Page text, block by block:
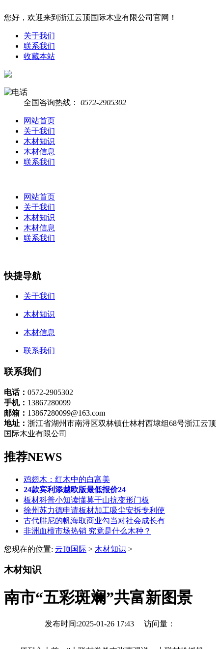
您好，欢迎来到浙江云顶国际木业有限公司官网！
关于我们
联系我们
收藏本站
全国咨询热线： 0572-2905302
网站首页
关于我们
木材知识
木材信息
联系我们
网站首页
关于我们
木材知识
木材信息
联系我们
快捷导航
关于我们
木材知识
木材信息
联系我们
联系我们
电话： 0572-2905302
手机： 13867280099
邮箱： 13867280099@163.com
地址： 浙江省湖州市南浔区双林镇仕林村西埭组68号浙江云顶
国际木业有限公司
推荐NEWS
鸡翅木：红木中的白富美
24款宾利添越欧版最低报价24
板材科普小知读懂莫干山抗变形门板
徐州苏力德申请板材加工吸尘安拆专利使
古代腓尼的帆海取商业勾当对社会成长有
非洲血檀市场热销 究竟是什么木种？
您现在的位置: 云顶国际 > 木材知识 >
木材知识
南市“五彩斑斓”共富新图景
发布时间:2025-01-26 17:43 访问量：